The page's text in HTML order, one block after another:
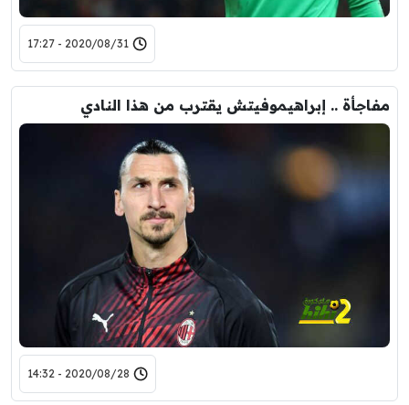
2020/08/31 - 17:27
مفاجأة .. إبراهيموفيتش يقترب من هذا النادي
2020/08/28 - 14:32